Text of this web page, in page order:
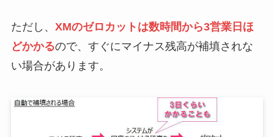
ただし、 XMのゼロカットは数時間から3営業日ほ
どかかるので、すぐにマイナス残高が補填されな
い場合があります。